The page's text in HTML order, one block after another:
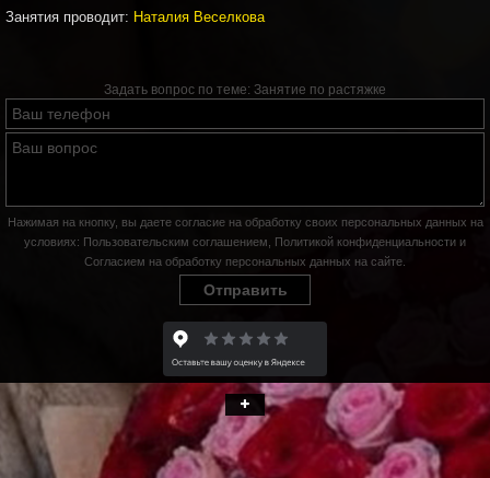
Занятия проводит: Наталия Веселкова
Задать вопрос по теме: Занятие по растяжке
Нажимая на кнопку, вы даете согласие на обработку своих персональных данных на
условиях: Пользовательским соглашением Политикой конфиденциальности и
Согласием на обработку персональных данных на сайте
Отправить